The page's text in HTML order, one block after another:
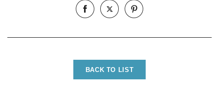
BACK TO LIST